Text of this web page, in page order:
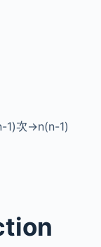
1)次->n(n-1)